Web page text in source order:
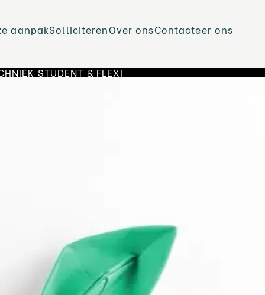
STUDENT & FLEXI
aanpakSolliciterenOver onsContacteer ons